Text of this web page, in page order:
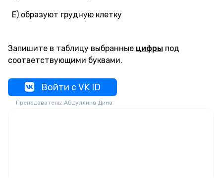
Е) образуют грудную клетку
Запишите в таблицу выбранные цифры под
соответствующими буквами.
Войти с VK ID
Преподаватель: Абдуллина Дина